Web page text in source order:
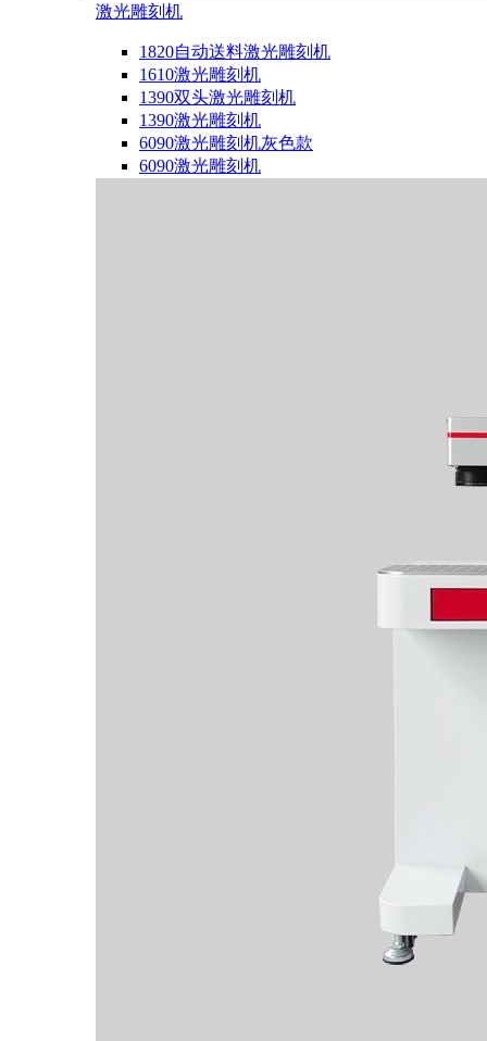
激光雕刻机
1820自动送料激光雕刻机
1610激光雕刻机
1390双头激光雕刻机
1390激光雕刻机
6090激光雕刻机灰色款
6090激光雕刻机